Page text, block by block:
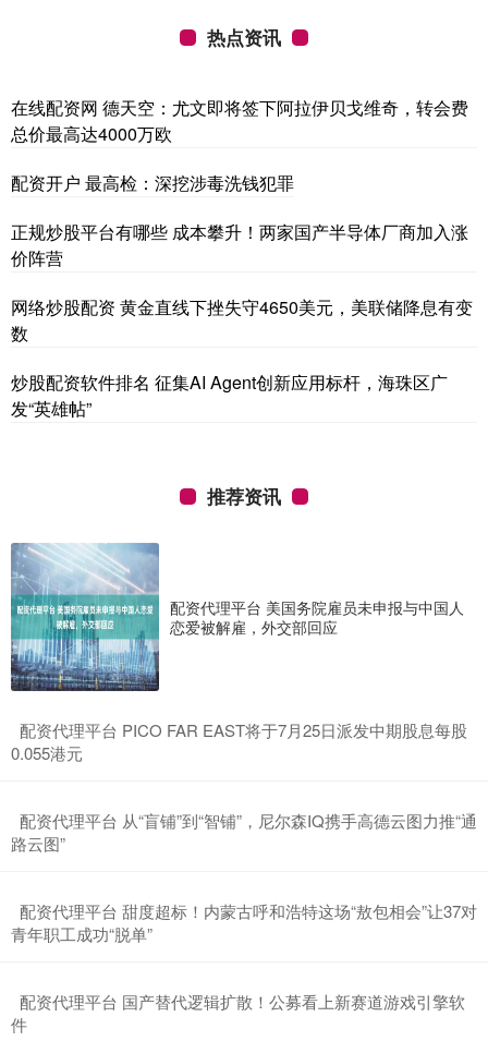
热点资讯
在线配资网 德天空：尤文即将签下阿拉伊贝戈维奇，转会费
总价最高达4000万欧
配资开户 最高检：深挖涉毒洗钱犯罪
正规炒股平台有哪些 成本攀升！两家国产半导体厂商加入涨
价阵营
网络炒股配资 黄金直线下挫失守4650美元，美联储降息有变
数
炒股配资软件排名 征集AI Agent创新应用标杆，海珠区广
发“英雄帖”
推荐资讯
配资代理平台 美国务院雇员未申报与中国人
恋爱被解雇，外交部回应
​配资代理平台 PICO FAR EAST将于7月25日派发中期股息每股
0.055港元
​配资代理平台 从“盲铺”到“智铺”，尼尔森IQ携手高德云图力推“通
路云图”
​配资代理平台 甜度超标！内蒙古呼和浩特这场“敖包相会”让37对
青年职工成功“脱单”
​配资代理平台 国产替代逻辑扩散！公募看上新赛道游戏引擎软
件